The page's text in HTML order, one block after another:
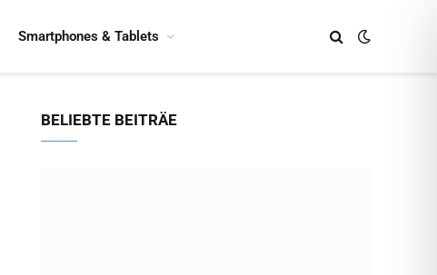
Smartphones & Tablets
BELIEBTE BEITRÄE